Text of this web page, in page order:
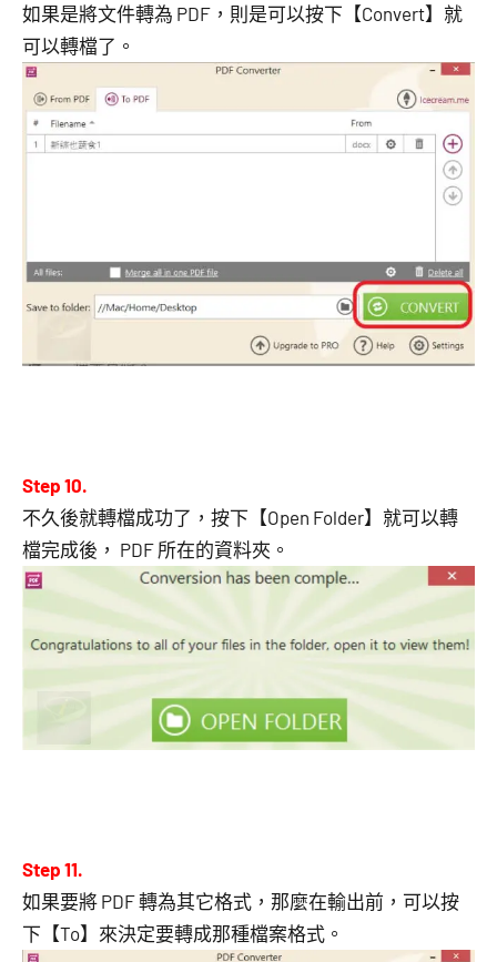
如果是將文件轉為 PDF，則是可以按下【Convert】就
可以轉檔了。
Step 10.
不久後就轉檔成功了，按下【Open Folder】就可以轉
檔完成後， PDF 所在的資料夾。
Step 11.
如果要將 PDF 轉為其它格式，那麼在輸出前，可以按
下【To】來決定要轉成那種檔案格式。